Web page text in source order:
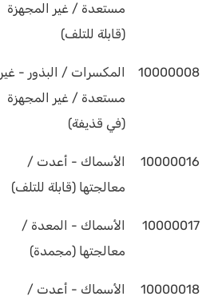
مستعدة / غير المجهزة
(قابلة للتلف)
10000008
المكسرات / البذور - غير
مستعدة / غير المجهزة
(في قذيفة)
10000016
الأسماك - أعدت /
معالجتها (قابلة للتلف)
10000017
الأسماك - المعدة /
معالجتها (مجمدة)
10000018
الأسماك - أعدت /